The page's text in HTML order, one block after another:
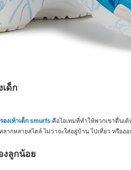
เด็ก
รองเท้าเด็ก smurfs คือไอเทมที่ทำให้พวกเขาตื่นเ
ลากหลายสไตล์ ไม่ว่าจะใส่อยู่บ้าน ไปเที่ยว หรืออ
งลูกน้อย